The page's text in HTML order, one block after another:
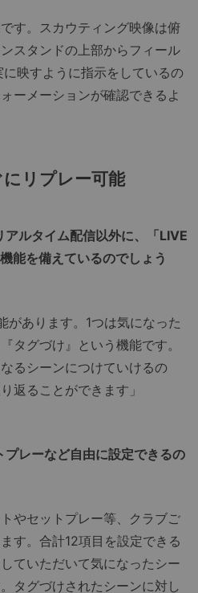
す。スカウティング映像は俯
スタンドの上部からフィール
映すように指示をしているの
ーメーションが確認できるよ
にリプレー可能
ルタイム配信以外に、「LIVE
能を備えているのでしょう
があります。1つは気になった
タグづけ』という機能です。
るシーンにつけていけるの
返ることができます」
レーなど自由に設定できるの
やセットプレー等、クラブご
す。合計12項目を設定できる
ていただいて気になったシー
タグづけされたシーンに対し